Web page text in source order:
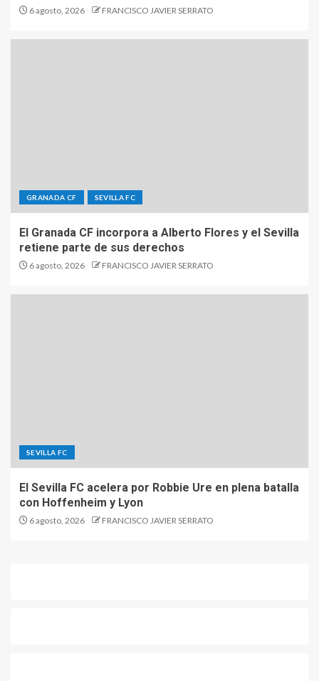
6 agosto, 2026 FRANCISCO JAVIER SERRATO
GRANADA CF SEVILLA FC
El Granada CF incorpora a Alberto Flores y el Sevilla
retiene parte de sus derechos
6 agosto, 2026 FRANCISCO JAVIER SERRATO
SEVILLA FC
El Sevilla FC acelera por Robbie Ure en plena batalla
con Hoffenheim y Lyon
6 agosto, 2026 FRANCISCO JAVIER SERRATO